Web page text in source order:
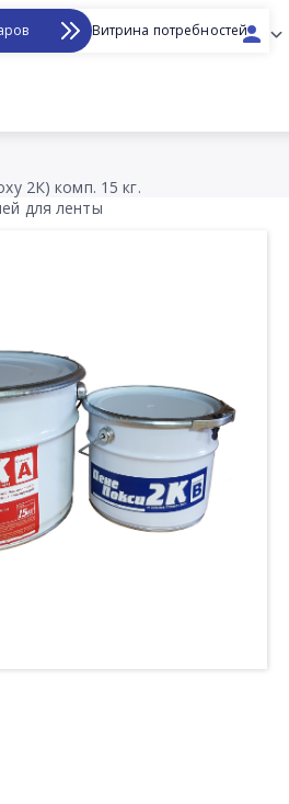
Витрина потребностей
2К) комп. 15 кг.
для ленты